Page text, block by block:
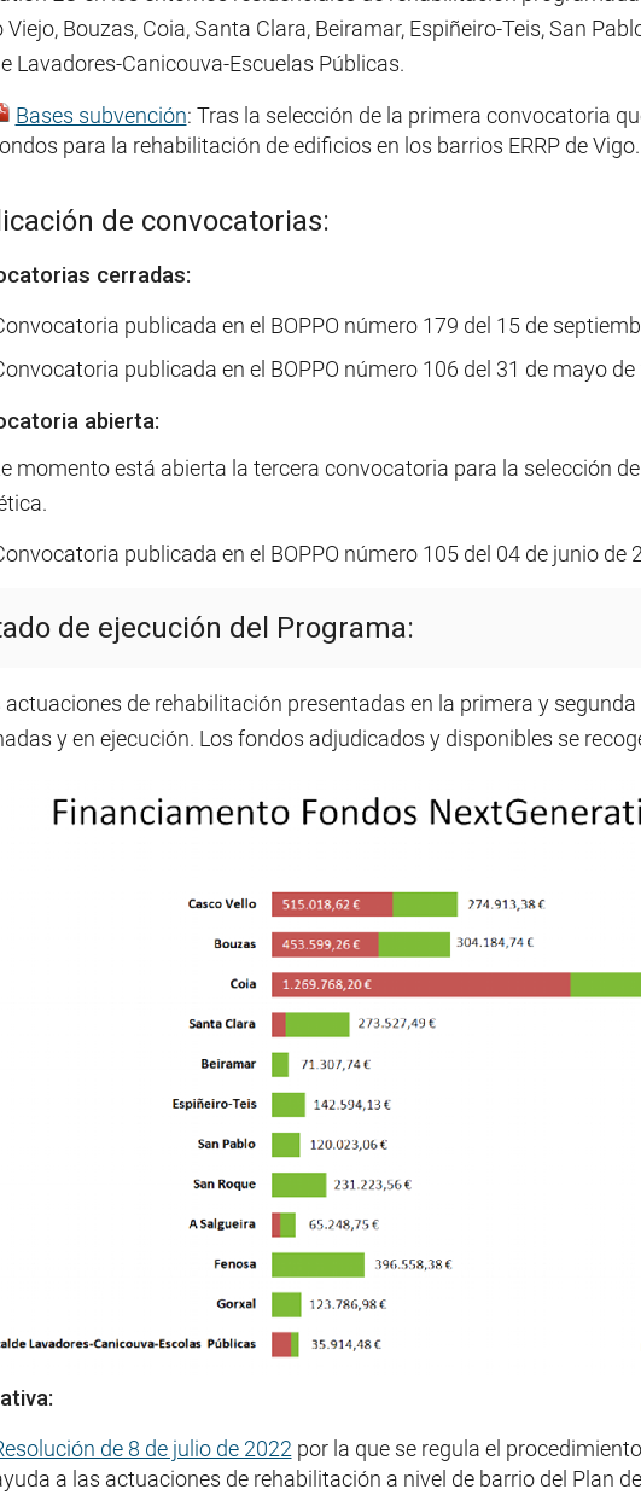
Viejo, Bouzas, Coia, Santa Clara, Beiramar, Espiñeiro-Teis, San
Lavadores-Canicouva-Escuelas Públicas.
Bases subvención: Tras la selección de la primera convocatoria
para la rehabilitación de edificios en los barrios ERRP de Vigo.
de convocatorias:
cerradas:
publicada en el BOPPO número 179 del 15 de
publicada en el BOPPO número 106 del 31 de mayo de
abierta:
momento está abierta la tercera convocatoria para la selección
publicada en el BOPPO número 105 del 04 de junio de
de ejecución del Programa:
actuaciones de rehabilitación presentadas en la primera y
y en ejecución. Los fondos adjudicados y disponibles se
de 8 de julio de 2022 por la que se regula el
a las actuaciones de rehabilitación a nivel de barrio del Plan